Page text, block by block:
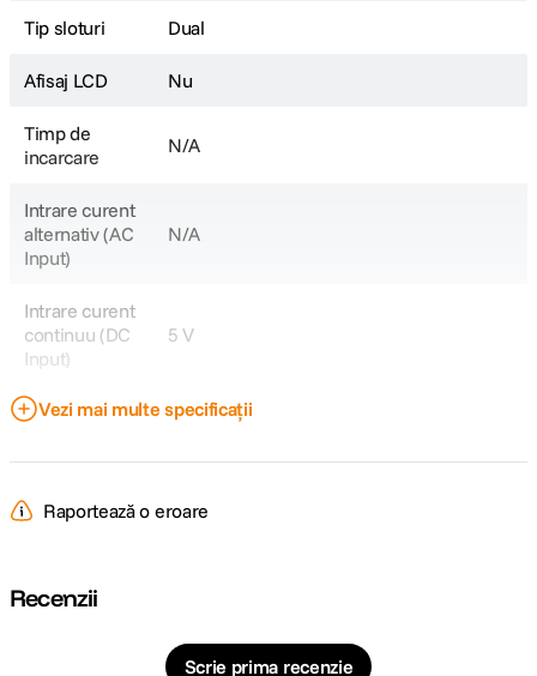
Tip sloturi Dual
Afisaj LCD Nu
Timp de
incarcare
N/A
Intrare curent
alternativ (AC
Input)
N/A
Intrare curent
continuu (DC
Input)
5 V
Port USB Da
Curent iesire
DC 8.4V / 700mA x1 / 500mA x2 (CH1 /
Dimensiuni
Vezi mai multe specificații
Raportează o eroare
Recenzii
Scrie prima recenzie